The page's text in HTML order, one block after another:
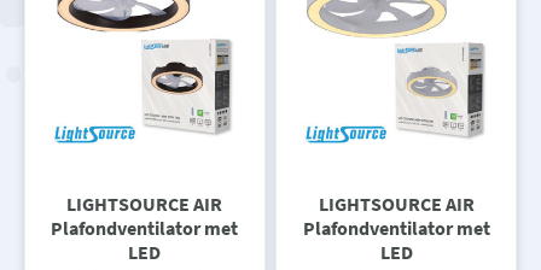
LIGHTSOURCE AIR
Plafondventilator met
LED
LIGHTSOURCE AIR
Plafondventilator met
LED